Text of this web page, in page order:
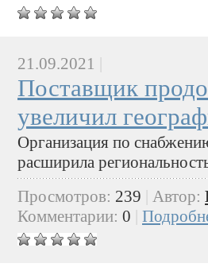
21.09.2021
Поставщик
увеличил
Организация по
расширила
Просмотров: 239 Автор:
Комментарии: 0